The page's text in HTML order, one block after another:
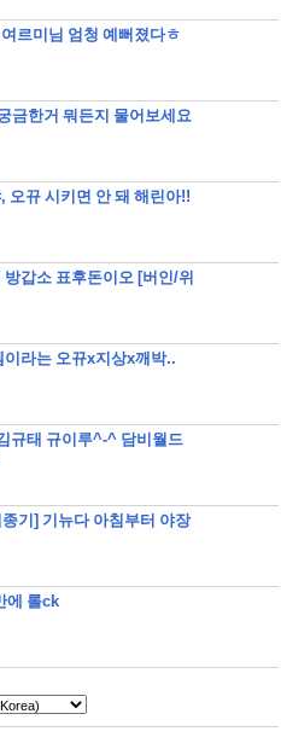
르미님 엄청 예뻐졌다ㅎ
금한거 뭐든지 물어보세요
오뀨 시키면 안 돼 해린아!!
갑소 표후돈이오 [버인/위
이라는 오뀨x지상x깨박..
규태 규이루^-^ 담비월드
기] 기뉴다 아침부터 야장
에 롤ck